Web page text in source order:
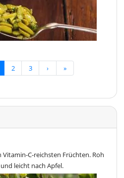
2 3 › »
C-reichsten Früchten. Roh
leicht nach Apfel.